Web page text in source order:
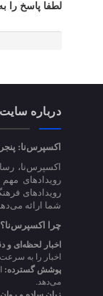
لطفا پاسخ را
درباره سایت
اکسپرس‌نا:
اکسپرس‌نا،
رویدادهای
رویدادهای
شما ارائه
چرا اکسپرس‌نا؟
اخبار لحظه‌ای و
اخبار را به
پوشش گسترده:
می‌دهد.